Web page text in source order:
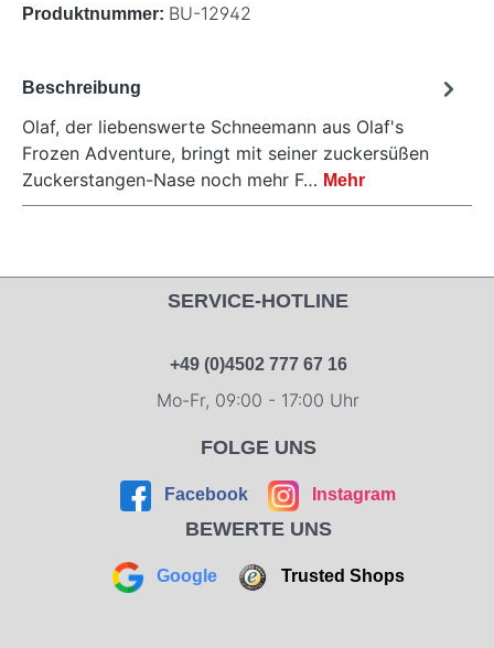
Produktnummer: BU-12942
Beschreibung
Olaf, der liebenswerte Schneemann aus Olaf's
Frozen Adventure, bringt mit seiner zuckersüßen
Zuckerstangen-Nase noch mehr F… Mehr
SERVICE-HOTLINE
+49 (0)4502 777 67 16
Mo-Fr, 09:00 - 17:00 Uhr
FOLGE UNS
Facebook Instagram
BEWERTE UNS
Google Trusted Shops